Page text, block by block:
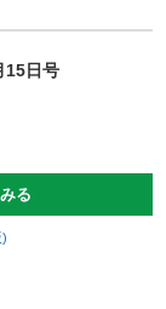
15日号
る